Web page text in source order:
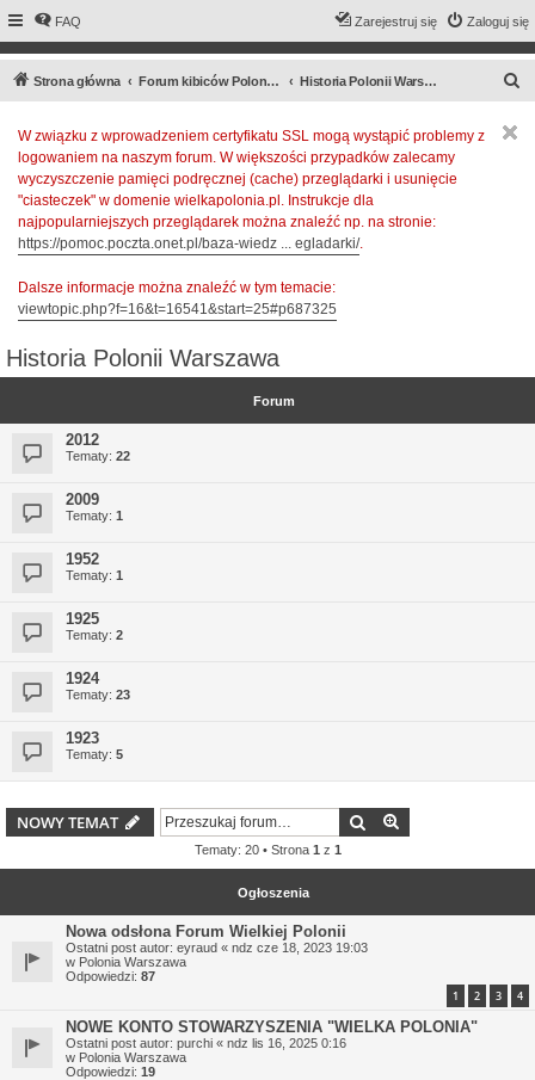
FAQ Zaloguj się
Zarejestruj się
Strona główna Forum kibiców Polonii Warszawa Historia Polonii Warszawa
W związku z wprowadzeniem certyfikatu SSL mogą wystąpić problemy z
logowaniem na naszym forum. W większości przypadków zalecamy
wyczyszczenie pamięci podręcznej (cache) przeglądarki i usunięcie
"ciasteczek" w domenie wielkapolonia.pl. Instrukcje dla
najpopularniejszych przeglądarek można znaleźć np. na stronie:
https://pomoc.poczta.onet.pl/baza-wiedz ... egladarki/.
Dalsze informacje można znaleźć w tym temacie:
viewtopic.php?f=16&t=16541&start=25#p687325
Historia Polonii Warszawa
Forum
2012
Tematy: 22
2009
Tematy: 1
1952
Tematy: 1
1925
Tematy: 2
1924
Tematy: 23
1923
Tematy: 5
NOWY TEMAT Szukaj
Tematy: 20 • Strona 1 z 1
Ogłoszenia
Nowa odsłona Forum Wielkiej Polonii
Ostatni post autor: eyraud « ndz cze 18, 2023 19:03
w Polonia Warszawa
Odpowiedzi: 87
1 2 3 4
NOWE KONTO STOWARZYSZENIA "WIELKA POLONIA"
Ostatni post autor: purchi « ndz lis 16, 2025 0:16
w Polonia Warszawa
Odpowiedzi: 19